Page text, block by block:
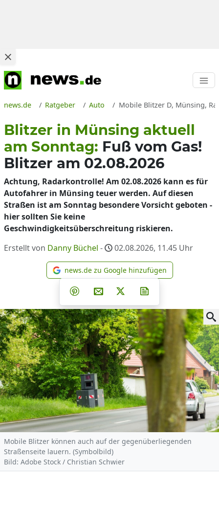
news.de Ratgeber Auto Mobile Blitzer D, Münsing,
Blitzer in Münsing aktuell
am Sonntag: Fuß vom Gas!
Blitzer am 02.08.2026
Achtung, Radarkontrolle! Am 02.08.2026 kann es für
Autofahrer in Münsing teuer werden. Auf diesen
Straßen ist am Sonntag besondere Vorsicht geboten -
hier sollten Sie keine
Geschwindigkeitsüberschreitung riskieren.
Erstellt von Danny Büchel - 02.08.2026, 11.45 Uhr
news.de zu Google
news.de zu Google hinzufügen
Teilen auf Facebook
Teilen auf Whatsapp
Teilen auf Telegram
Teilen auf Pinterest
Per E-Mail teilen
Post auf X
Mobile Blitzer können auch auf der gegenüberliegenden
Straßenseite lauern. (Symbolbild)
Bild: Adobe Stock / Christian Schwier